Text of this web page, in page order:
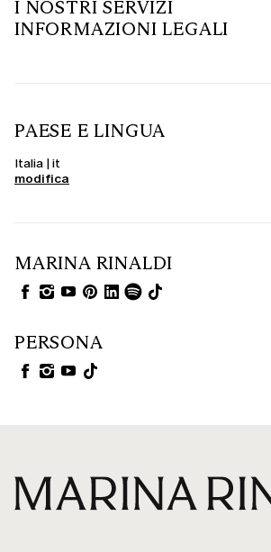
I NOSTRI SERVIZI
INFORMAZIONI LEGALI
PAESE E LINGUA
Italia | it
modifica
MARINA RINALDI
PERSONA